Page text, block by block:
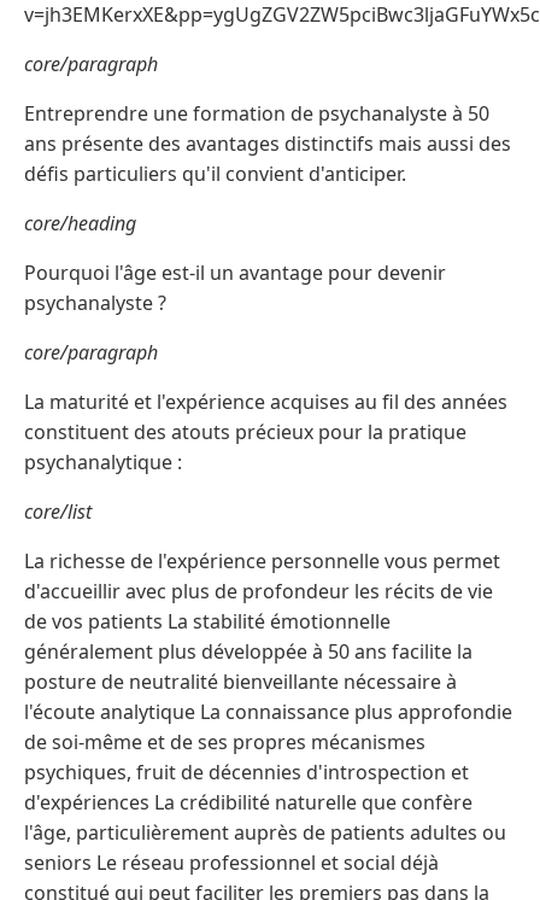
core/paragraph
Entreprendre une formation de psychanalyste à 50
ans présente des avantages distinctifs mais aussi des
défis particuliers qu'il convient d'anticiper.
core/heading
Pourquoi l'âge est-il un avantage pour devenir
psychanalyste ?
core/paragraph
La maturité et l'expérience acquises au fil des années
constituent des atouts précieux pour la pratique
psychanalytique :
core/list
La richesse de l'expérience personnelle vous permet
d'accueillir avec plus de profondeur les récits de vie
de vos patients La stabilité émotionnelle
généralement plus développée à 50 ans facilite la
posture de neutralité bienveillante nécessaire à
l'écoute analytique La connaissance plus approfondie
de soi-même et de ses propres mécanismes
psychiques, fruit de décennies d'introspection et
d'expériences La crédibilité naturelle que confère
l'âge, particulièrement auprès de patients adultes ou
seniors Le réseau professionnel et social déjà
constitué qui peut faciliter les premiers pas dans la